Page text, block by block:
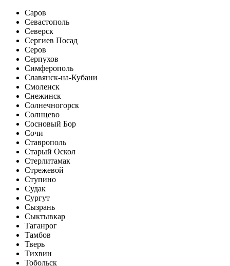
Саров
Севастополь
Северск
Сергиев Посад
Серов
Серпухов
Симферополь
Славянск-на-Кубани
Смоленск
Снежинск
Солнечногорск
Солнцево
Сосновый Бор
Сочи
Ставрополь
Старый Оскол
Стерлитамак
Стрежевой
Ступино
Судак
Сургут
Сызрань
Сыктывкар
Таганрог
Тамбов
Тверь
Тихвин
Тобольск